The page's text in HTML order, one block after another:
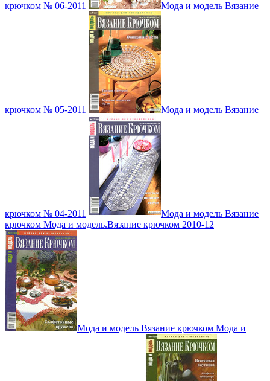
крючком № 06-2011 Мода и модель Вязание
крючком № 05-2011 Мода и модель Вязание
крючком № 04-2011
Мода и модель Вязание
крючком Мода и модель.Вязание крючком 2010-12
Мода и модель Вязание крючком Мода и